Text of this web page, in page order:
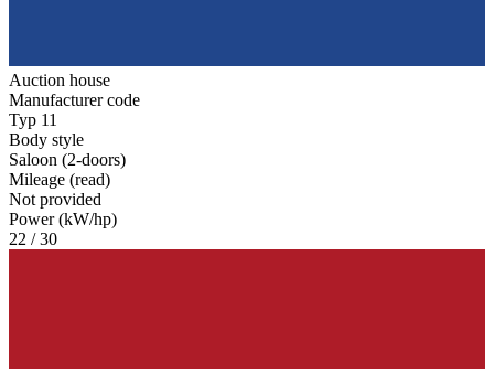
Auction house
Manufacturer code
Typ 11
Body style
Saloon (2-doors)
Mileage (read)
Not provided
Power (kW/hp)
22 / 30